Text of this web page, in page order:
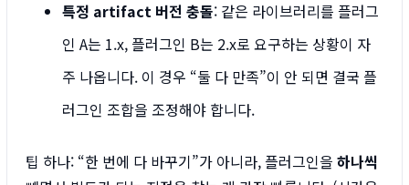
특정 artifact 버전 충돌: 같은 라이브러리를 플러그
인 A는 1.x, 플러그인 B는 2.x로 요구하는 상황이 자
주 나옵니다. 이 경우 “둘 다 만족”이 안 되면 결국 플
러그인 조합을 조정해야 합니다.
팁 하나: “한 번에 다 바꾸기”가 아니라, 플러그인을 하나씩